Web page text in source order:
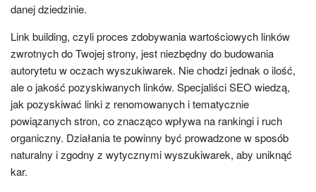
danej dziedzinie.
Link building, czyli proces zdobywania wartościowych linków
zwrotnych do Twojej strony, jest niezbędny do budowania
autorytetu w oczach wyszukiwarek. Nie chodzi jednak o ilość,
ale o jakość pozyskiwanych linków. Specjaliści SEO wiedzą,
jak pozyskiwać linki z renomowanych i tematycznie
powiązanych stron, co znacząco wpływa na rankingi i ruch
organiczny. Działania te powinny być prowadzone w sposób
naturalny i zgodny z wytycznymi wyszukiwarek, aby uniknąć
kar.